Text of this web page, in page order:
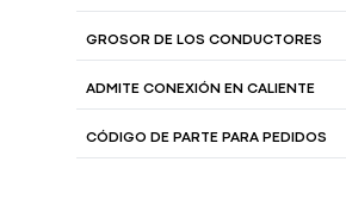
GROSOR DE LOS CONDUCTORES
ADMITE CONEXIÓN EN CALIENTE
CÓDIGO DE PARTE PARA PEDIDOS